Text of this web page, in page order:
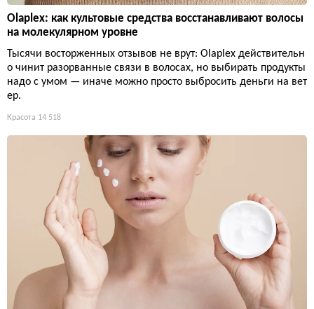
Olaplex: как культовые средства восстанавливают волосы
на молекулярном уровне
Тысячи восторженных отзывов не врут: Olaplex действительн
о чинит разорванные связи в волосах, но выбирать продукты
надо с умом — иначе можно просто выбросить деньги на вет
ер.
Красота 14 518